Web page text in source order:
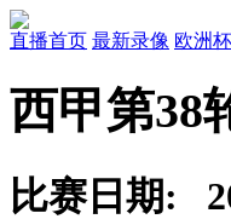
直播首页 最新录像 欧洲
西甲第38
比赛日期: